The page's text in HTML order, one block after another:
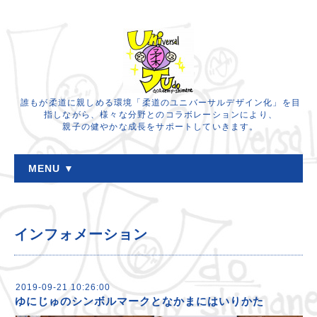
誰もが柔道に親しめる環境「柔道のユニバーサルデザイン化」を目
指しながら、様々な分野とのコラボレーションにより、
親子の健やかな成長をサポートしていきます。
MENU ▼
インフォメーション
2019-09-21 10:26:00
ゆにじゅのシンボルマークとなかまにはいりかた